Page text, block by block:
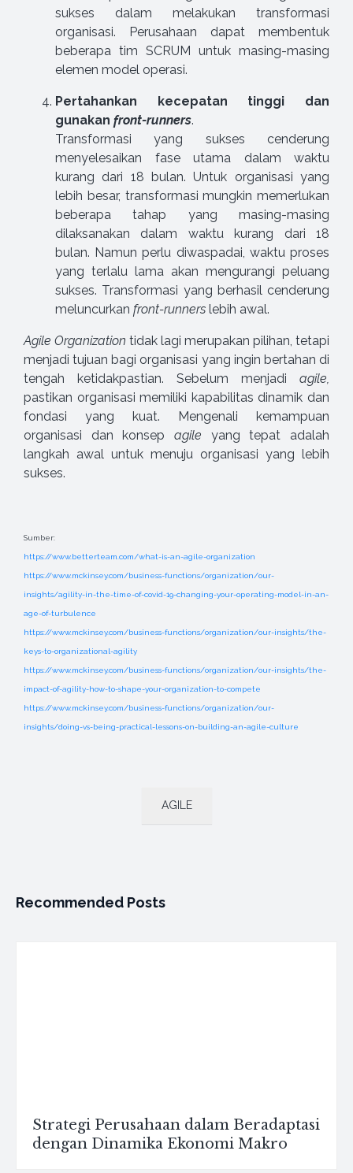
sukses dalam melakukan transformasi
organisasi. Perusahaan dapat membentuk
beberapa tim SCRUM untuk masing-masing
elemen model operasi.
Pertahankan kecepatan tinggi dan
gunakan front-runners.
Transformasi yang sukses cenderung
menyelesaikan fase utama dalam waktu
kurang dari 18 bulan. Untuk organisasi yang
lebih besar, transformasi mungkin memerlukan
beberapa tahap yang masing-masing
dilaksanakan dalam waktu kurang dari 18
bulan. Namun perlu diwaspadai, waktu proses
yang terlalu lama akan mengurangi peluang
sukses. Transformasi yang berhasil cenderung
meluncurkan front-runners lebih awal.
Agile Organization tidak lagi merupakan pilihan, tetapi
menjadi tujuan bagi organisasi yang ingin bertahan di
tengah ketidakpastian. Sebelum menjadi agile,
pastikan organisasi memiliki kapabilitas dinamik dan
fondasi yang kuat. Mengenali kemampuan
organisasi dan konsep agile yang tepat adalah
langkah awal untuk menuju organisasi yang lebih
sukses.
Sumber:
https://www.betterteam.com/what-is-an-agile-organization
https://www.mckinsey.com/business-functions/organization/our-
insights/agility-in-the-time-of-covid-19-changing-your-operating-model-in-an-
age-of-turbulence
https://www.mckinsey.com/business-functions/organization/our-insights/the-
keys-to-organizational-agility
https://www.mckinsey.com/business-functions/organization/our-insights/the-
impact-of-agility-how-to-shape-your-organization-to-compete
https://www.mckinsey.com/business-functions/organization/our-
insights/doing-vs-being-practical-lessons-on-building-an-agile-culture
AGILE
Recommended Posts
Strategi Perusahaan dalam Beradaptasi
dengan Dinamika Ekonomi Makro